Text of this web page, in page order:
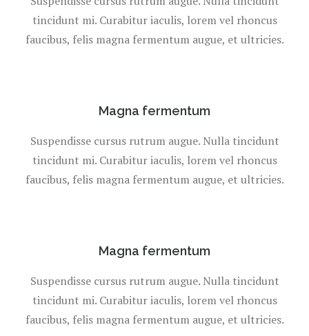
tincidunt mi. Curabitur iaculis, lorem vel rhoncus
faucibus, felis magna fermentum augue, et ultricies.
Magna fermentum
Suspendisse cursus rutrum augue. Nulla tincidunt
tincidunt mi. Curabitur iaculis, lorem vel rhoncus
faucibus, felis magna fermentum augue, et ultricies.
Magna fermentum
Suspendisse cursus rutrum augue. Nulla tincidunt
tincidunt mi. Curabitur iaculis, lorem vel rhoncus
faucibus, felis magna fermentum augue, et ultricies.